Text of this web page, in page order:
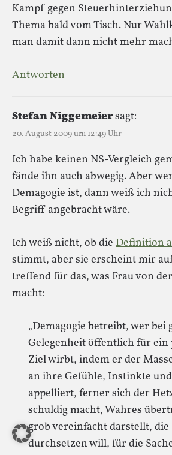
Kampf gegen
Thema bald vom Tisch. Nur
man damit dann nicht mehr
Antworten
Stefan Niggemeiersagt:
20. August 2009 um 12:49 Uhr
Ich habe keinen NS-Vergleich
fände ihn auch abwegig. Aber
Demagogie ist, dann weiß ich
Begriff angebracht wäre.
Ich weiß nicht, ob die Definition
stimmt, aber sie erscheint mir
treffend für das, was Frau von
macht:
„Demagogie betreibt, wer bei
Gelegenheit öffentlich für ein
Ziel wirbt, indem er der
an ihre Gefühle, Instinkte
appelliert, ferner sich der
schuldig macht, Wahres
grob vereinfacht darstellt, die
durchsetzen will, für die